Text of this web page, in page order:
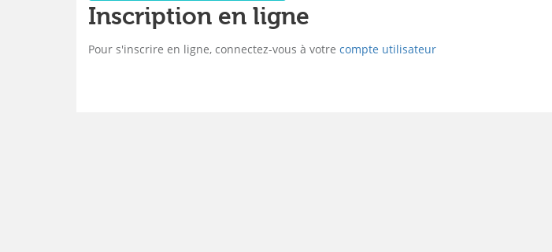
Inscription en ligne
Pour s'inscrire en ligne, connectez-vous à votre compte utilisateur